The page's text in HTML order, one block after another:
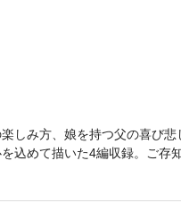
しみ方、娘を持つ父の喜び
めて描いた4編収録。ご存知